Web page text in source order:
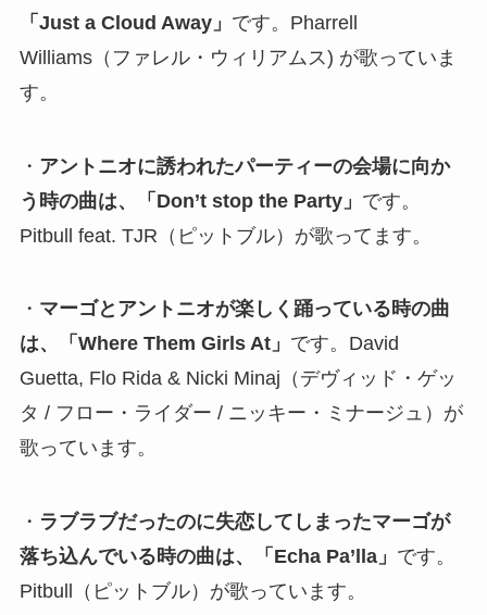
「Just a Cloud Away」 です。Pharrell
Williams（ファレル・ウィリアムス) が歌っていま
す。
・ アントニオに誘われたパーティーの会場に向か
う時の曲は、「Don’t stop the Party」 です。
Pitbull feat. TJR（ピットブル）が歌ってます。
・ マーゴとアントニオが楽しく踊っている時の曲
は、「Where Them Girls At」 です。David
Guetta, Flo Rida & Nicki Minaj（デヴィッド・ゲッ
タ / フロー・ライダー / ニッキー・ミナージュ）が
歌っています。
・ ラブラブだったのに失恋してしまったマーゴが
落ち込んでいる時の曲は、「Echa Pa’lla」 です。
Pitbull（ピットブル）が歌っています。